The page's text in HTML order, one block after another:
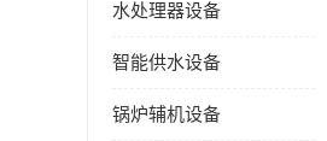
水处理器设备
智能供水设备
锅炉辅机设备